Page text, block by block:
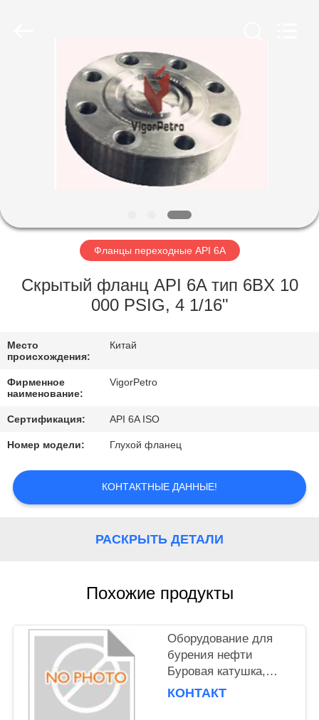
ГЛАВНАЯ
СТРАНИЦА
ПРОДУКЦИЯ
КОМПАНИИ
ФАБРИКА
КАЧЕСТВА
КОНТАКТНЫЕ
ДАННЫЕ
ЗАПРОС
PRIVACY
POLICY
Фланцы переходные API 6A
Скрытый фланц API 6A тип 6BX 10
000 PSIG, 4 1/16"
Место
происхождения:
Китай
Фирменное
наименование:
VigorPetro
Сертификация: API 6A ISO
Номер модели: Глухой фланец
КОНТАКТНЫЕ ДАННЫЕ!
РАСКРЫТЬ ДЕТАЛИ
Похожие продукты
Оборудование для
бурения нефти
Буровая катушка,
изготовленная из
КОНТАКТ